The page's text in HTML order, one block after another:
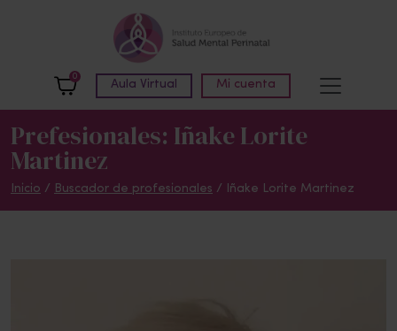
0
Aula Virtual Mi cuenta
Prefesionales: Iñake Lorite
Martinez
Inicio / Buscador de profesionales / Iñake Lorite Martinez